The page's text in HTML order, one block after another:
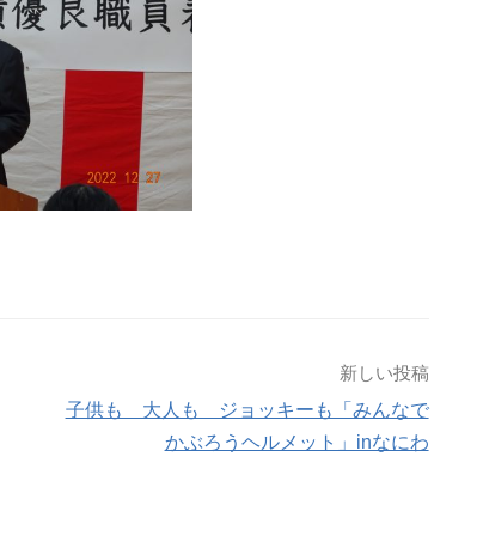
新しい投稿
子供も 大人も ジョッキーも「みんなで
かぶろうヘルメット」inなにわ